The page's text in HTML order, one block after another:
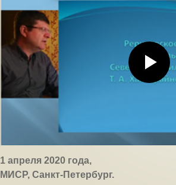
1 апреля 2020 года,
МИСР, Санкт-Петербург.